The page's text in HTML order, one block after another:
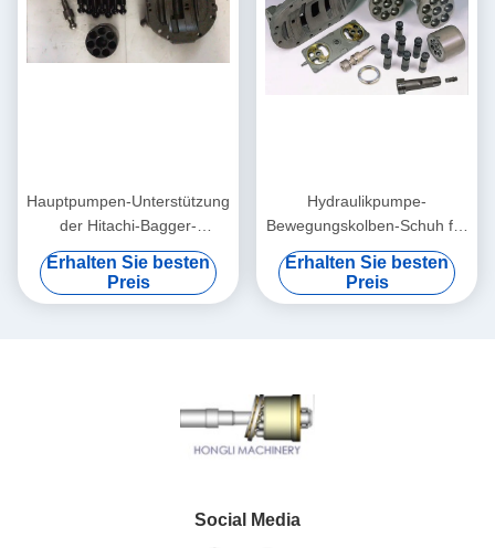
Hauptpumpen-Unterstützung
der Hitachi-Bagger-
Hydraulikpumpe-Reparatur-
Teil-HPV091
Erhalten Sie besten
Preis
Hydraulikpumpe-
Bewegungskolben-Schuh für
Bagger-Pilotpumpe ZX200
EX200-1 EX200-2
Erhalten Sie besten
Preis
Social Media